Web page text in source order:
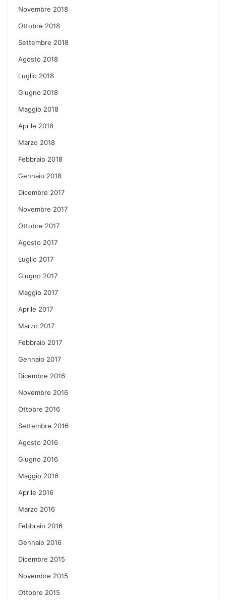
Novembre 2018
Ottobre 2018
Settembre 2018
Agosto 2018
Luglio 2018
Giugno 2018
Maggio 2018
Aprile 2018
Marzo 2018
Febbraio 2018
Gennaio 2018
Dicembre 2017
Novembre 2017
Ottobre 2017
Agosto 2017
Luglio 2017
Giugno 2017
Maggio 2017
Aprile 2017
Marzo 2017
Febbraio 2017
Gennaio 2017
Dicembre 2016
Novembre 2016
Ottobre 2016
Settembre 2016
Agosto 2016
Giugno 2016
Maggio 2016
Aprile 2016
Marzo 2016
Febbraio 2016
Gennaio 2016
Dicembre 2015
Novembre 2015
Ottobre 2015